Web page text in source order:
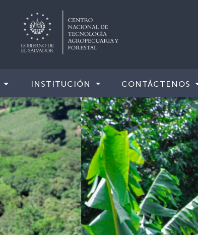
INSTITUCIÓN CONTÁCTENOS